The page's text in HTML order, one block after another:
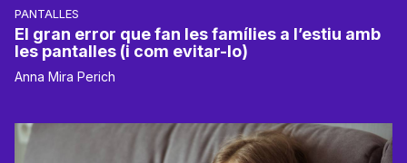
PANTALLES
El gran error que fan les famílies a l’estiu amb
les pantalles (i com evitar-lo)
Anna Mira Perich